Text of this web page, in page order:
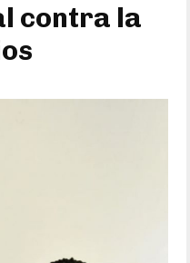
contra la